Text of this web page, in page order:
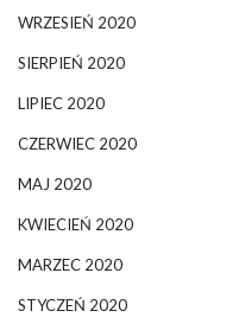
WRZESIEŃ 2020
SIERPIEŃ 2020
LIPIEC 2020
CZERWIEC 2020
MAJ 2020
KWIECIEŃ 2020
MARZEC 2020
STYCZEŃ 2020